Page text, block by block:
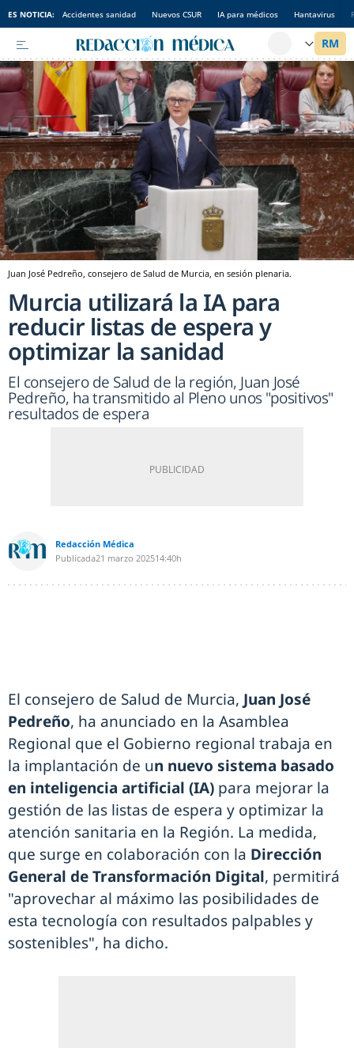
ES NOTICIA: Accidentes sanidad Nuevos CSUR IA para médicos Hantavirus
Juan José Pedreño, consejero de Salud de Murcia, en sesión plenaria.
Murcia utilizará la IA para
reducir listas de espera y
optimizar la sanidad
El consejero de Salud de la región, Juan José
Pedreño, ha transmitido al Pleno unos "positivos"
resultados de espera
Redacción Médica
Publicada21 marzo 202514:40h
El consejero de Salud de Murcia, Juan José
Pedreño, ha anunciado en la Asamblea
Regional que el Gobierno regional trabaja en
la implantación de un nuevo sistema basado
en inteligencia artificial (IA) para mejorar la
gestión de las listas de espera y optimizar la
atención sanitaria en la Región. La medida,
que surge en colaboración con la Dirección
General de Transformación Digital, permitirá
"aprovechar al máximo las posibilidades de
esta tecnología con resultados palpables y
sostenibles", ha dicho.